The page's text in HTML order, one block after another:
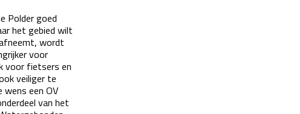
Polder goed
het gebied wilt
wordt
voor
voor fietsers en
veiliger te
wens een OV
van het